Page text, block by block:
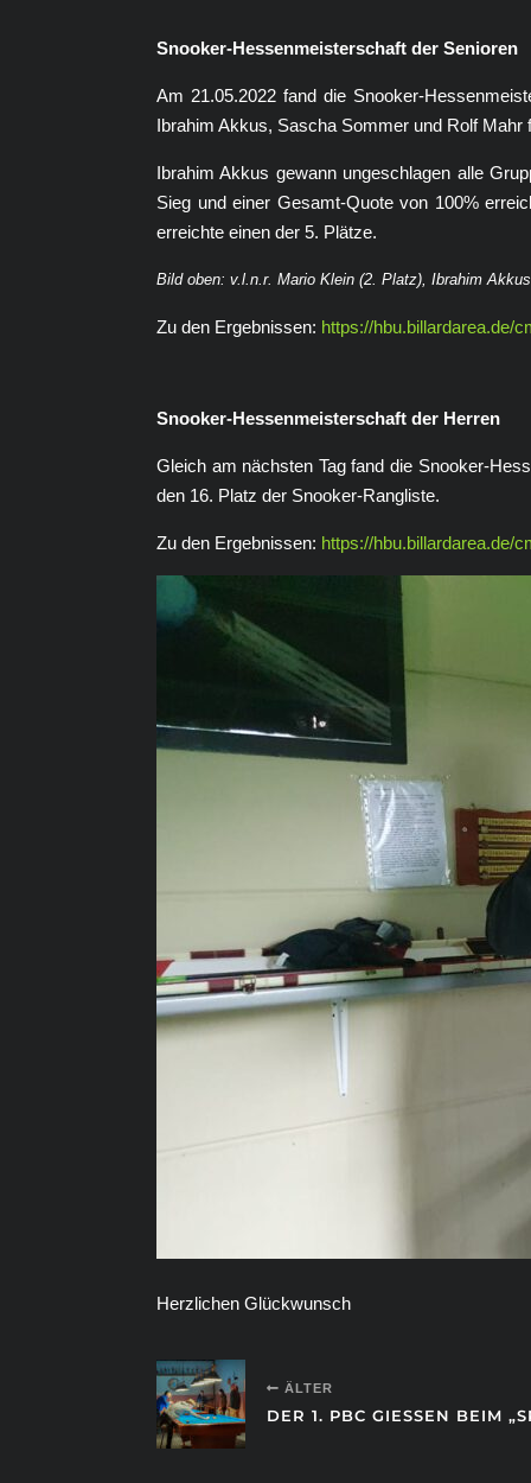
Snooker-Hessenmeisterschaft der Senioren
Am 21.05.2022 fand die Snooker-
Ibrahim Akkus, Sascha Sommer und Rolf
Ibrahim Akkus gewann ungeschlagen alle
Sieg und einer Gesamt-Quote von 100%
erreichte einen der 5. Plätze.
Bild oben: v.l.n.r. Mario Klein (2. Platz), Ibrahim
Zu den Ergebnissen: https://hbu.billardarea.de/
Snooker-Hessenmeisterschaft der Herren
Gleich am nächsten Tag fand die Snooker-
den 16. Platz der Snooker-Rangliste.
Zu den Ergebnissen: https://hbu.billardarea.de/
Herzlichen Glückwunsch
ÄLTER
DER 1. PBC GIESSEN BEIM